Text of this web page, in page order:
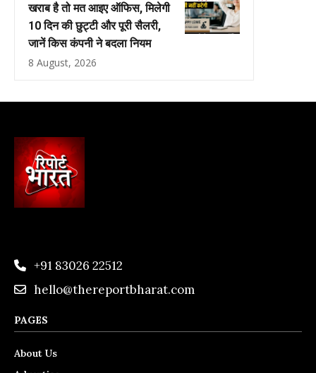
खराब है तो मत आइए ऑफिस, मिलेगी
10 दिन की छुट्टी और पूरी सैलरी,
जानें किस कंपनी ने बदला नियम
8 August, 2026
+91 83026 22512
hello@thereportbharat.com
PAGES
About Us